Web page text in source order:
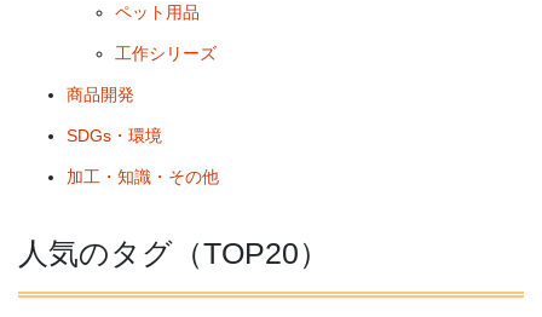
ペット用品
工作シリーズ
商品開発
SDGs・環境
加工・知識・その他
人気のタグ（TOP20）